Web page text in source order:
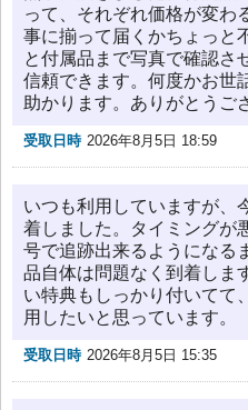
って、それぞれ価格が変わ
事に揃って届くかちょっと
と付属品まで写真で確認さ
信頼できます。何度かお世
助かります。ありがとうご
受取日時 2026年8月5日 18:59
いつも利用していますが、
着しました。タイミングが
号で追跡出来るようになる
品自体は問題なく到着しま
い特典もしっかり付いてて
用したいと思っています。
受取日時 2026年8月5日 15:35